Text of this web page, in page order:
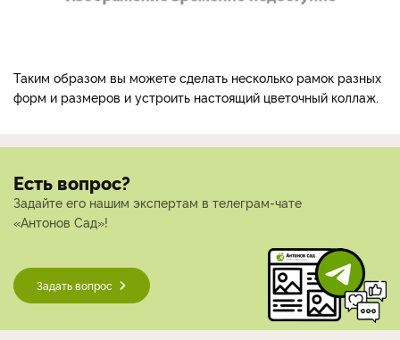
Таким образом вы можете сделать несколько рамок разных
форм и размеров и устроить настоящий цветочный коллаж.
Есть вопрос?
Задайте его нашим экспертам в телеграм-чате
«Антонов Сад»!
Задать вопрос